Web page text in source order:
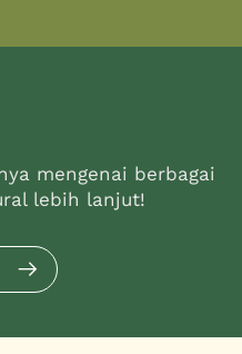
mengenai berbagai
lebih lanjut!